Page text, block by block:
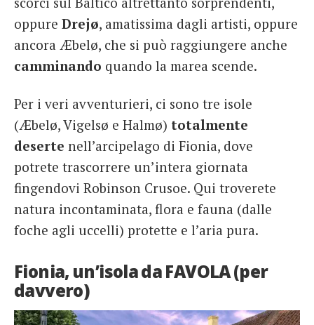
oppure Drejø, amatissima dagli artisti, oppure
ancora Æbelø, che si può raggiungere anche
camminando quando la marea scende.
Per i veri avventurieri, ci sono tre isole
(Æbelø, Vigelsø e Halmø) totalmente
deserte nell’arcipelago di Fionia, dove
potrete trascorrere un’intera giornata
fingendovi Robinson Crusoe. Qui troverete
natura incontaminata, flora e fauna (dalle
foche agli uccelli) protette e l’aria pura.
Fionia, un’isola da FAVOLA (per
davvero)